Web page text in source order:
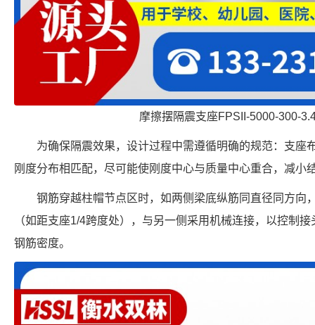
摩擦摆隔震支座FPSII-5000-300-
为确保隔震效果，设计过程中需遵循明确的规范：支座
刚度分布相匹配，尽可能使刚度中心与质量中心重合，减小
钢筋穿越柱帽节点区时，如两侧梁底纵筋同直径同方向
（如距支座1/4跨度处），与另一侧采用机械连接，以控制
钢筋密度。